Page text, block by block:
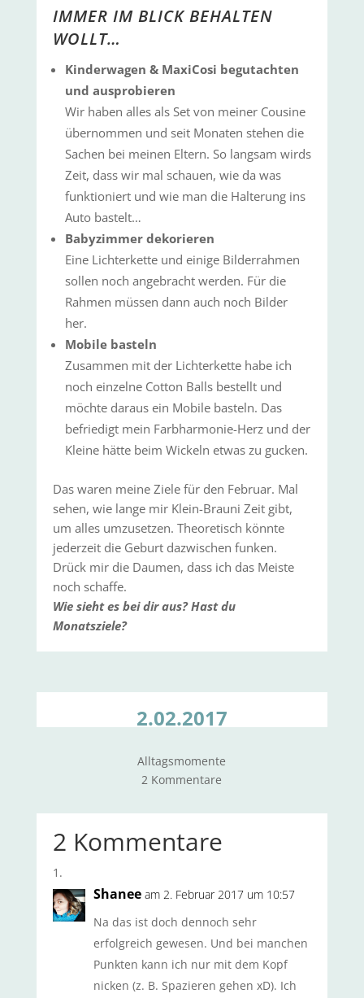
IMMER IM BLICK BEHALTEN
WOLLT…
Kinderwagen & MaxiCosi begutachten
und ausprobieren
Wir haben alles als Set von meiner Cousine
übernommen und seit Monaten stehen die
Sachen bei meinen Eltern. So langsam wirds
Zeit, dass wir mal schauen, wie da was
funktioniert und wie man die Halterung ins
Auto bastelt…
Babyzimmer dekorieren
Eine Lichterkette und einige Bilderrahmen
sollen noch angebracht werden. Für die
Rahmen müssen dann auch noch Bilder
her.
Mobile basteln
Zusammen mit der Lichterkette habe ich
noch einzelne Cotton Balls bestellt und
möchte daraus ein Mobile basteln. Das
befriedigt mein Farbharmonie-Herz und der
Kleine hätte beim Wickeln etwas zu gucken.
Das waren meine Ziele für den Februar. Mal
sehen, wie lange mir Klein-Brauni Zeit gibt,
um alles umzusetzen. Theoretisch könnte
jederzeit die Geburt dazwischen funken.
Drück mir die Daumen, dass ich das Meiste
noch schaffe.
Wie sieht es bei dir aus? Hast du
Monatsziele?
2.02.2017
Alltagsmomente
2 Kommentare
2 Kommentare
Shanee am 2. Februar 2017 um 10:57
Na das ist doch dennoch sehr
erfolgreich gewesen. Und bei manchen
Punkten kann ich nur mit dem Kopf
nicken (z. B. Spazieren gehen xD). Ich